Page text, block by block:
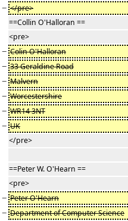
− </pre>
==Collin O'Halloran ==
<pre>
− Colin O'Halloran
− 33 Geraldine Road
− Malvern
− Worcestershire
− WR14 3NT
− UK
</pre>
==Peter W. O'Hearn ==
<pre>
− Peter O'Hearn
− Department of Computer Science